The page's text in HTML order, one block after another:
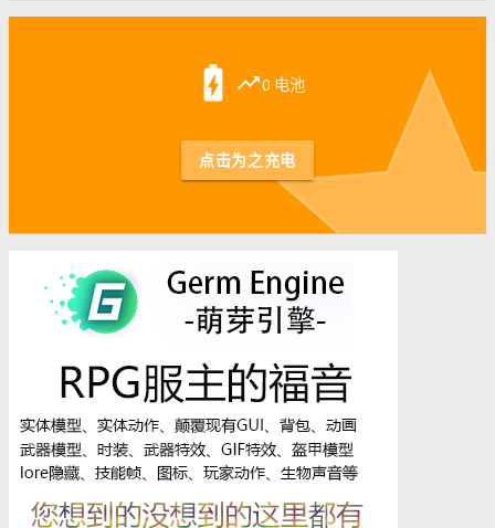
battery_charging_full trending_up0 电池
点击为之充电